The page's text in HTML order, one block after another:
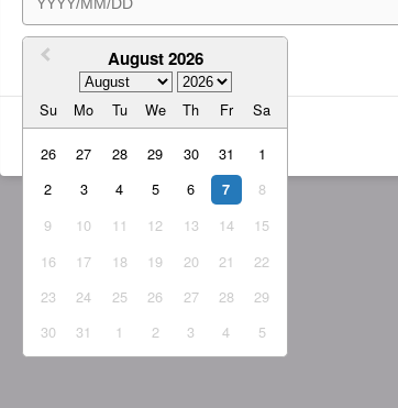
August 2026
Su Mo Tu We Th Fr Sa
26 27 28 29 30 31
1
2
3 4 5 6 7
8
9
10 11 12 13 14
15
16
17 18 19 20 21
22
23
24 25 26 27 28
29
30
31 1 2 3 4 5
我同意 服務條款與隱私權政策